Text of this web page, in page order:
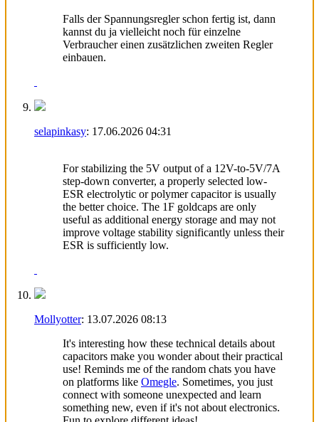
Falls der Spannungsregler schon fertig ist, dann
kannst du ja vielleicht noch für einzelne
Verbraucher einen zusätzlichen zweiten Regler
einbauen.
selapinkasy: 17.06.2026 04:31
For stabilizing the 5V output of a 12V-to-5V/7A
step-down converter, a properly selected low-
ESR electrolytic or polymer capacitor is usually
the better choice. The 1F goldcaps are only
useful as additional energy storage and may not
improve voltage stability significantly unless their
ESR is sufficiently low.
Mollyotter: 13.07.2026 08:13
It's interesting how these technical details about
capacitors make you wonder about their practical
use! Reminds me of the random chats you have
on platforms like Omegle. Sometimes, you just
connect with someone unexpected and learn
something new, even if it's not about electronics.